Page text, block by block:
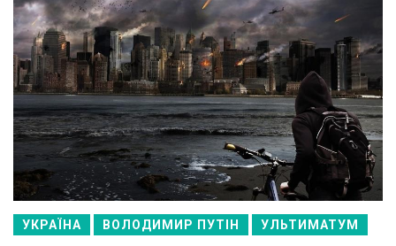
УКРАЇНА ВОЛОДИМИР ПУТІН УЛЬТИМАТУМ